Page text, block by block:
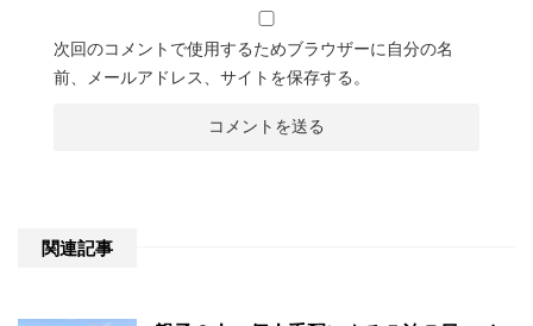
次回のコメントで使用するためブラウザーに自分の名
前、メールアドレス、サイトを保存する。
関連記事